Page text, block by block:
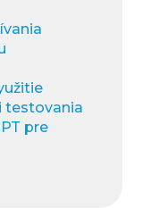
testovania
pre